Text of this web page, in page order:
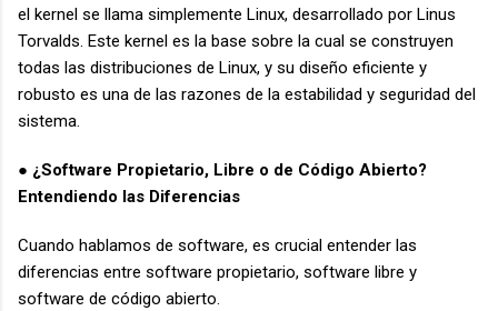
el kernel se llama simplemente Linux, desarrollado por Linus
Torvalds. Este kernel es la base sobre la cual se construyen
todas las distribuciones de Linux, y su diseño eficiente y
robusto es una de las razones de la estabilidad y seguridad del
sistema.
● ¿Software Propietario, Libre o de Código Abierto?
Entendiendo las Diferencias
Cuando hablamos de software, es crucial entender las
diferencias entre software propietario, software libre y
software de código abierto.